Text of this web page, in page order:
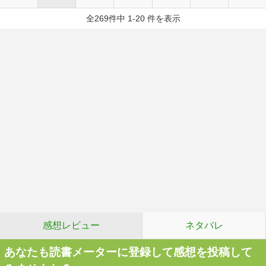
全269件中 1-20 件を表示
感想レビュー ネタバレ
あなたも読書メーターに登録して感想を投稿して